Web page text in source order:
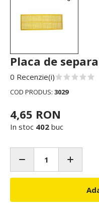
Placa de
0 Recenzie(i)
COD PRODUS: 3029
4,65 RON
In stoc 402 buc